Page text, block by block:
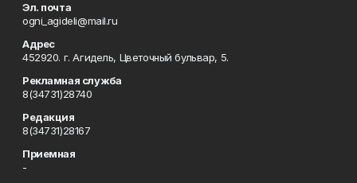
Эл. почта
ogni_agideli@mail.ru
Адрес
452920. г. Агидель, Цветочный бульвар, 5.
Рекламная служба
8(34731)28740
Редакция
8(34731)28167
Приемная
-